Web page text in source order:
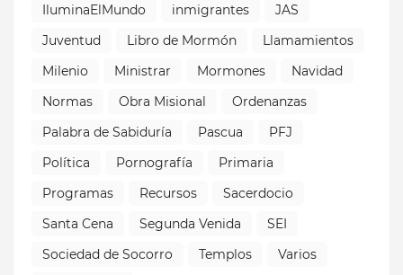
IluminaElMundo
inmigrantes
JAS
Juventud
Libro de Mormón
Llamamientos
Milenio
Ministrar Mormones
Navidad
Normas
Obra Misional
Ordenanzas
Palabra de Sabiduría
Pascua
PFJ
Política
Pornografía
Primaria
Programas
Recursos
Sacerdocio
Santa Cena
Segunda Venida
SEI
Sociedad de Socorro
Templos
Varios